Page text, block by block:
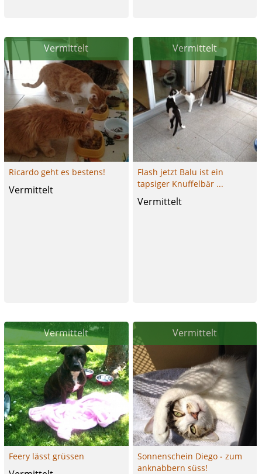
Vermittelt
Ricardo geht es bestens!
Vermittelt
Vermittelt
Flash jetzt Balu ist ein
tapsiger Knuffelbär ...
Vermittelt
Vermittelt
Feery lässt grüssen
Vermittelt
Sonnenschein Diego - zum
anknabbern süss!